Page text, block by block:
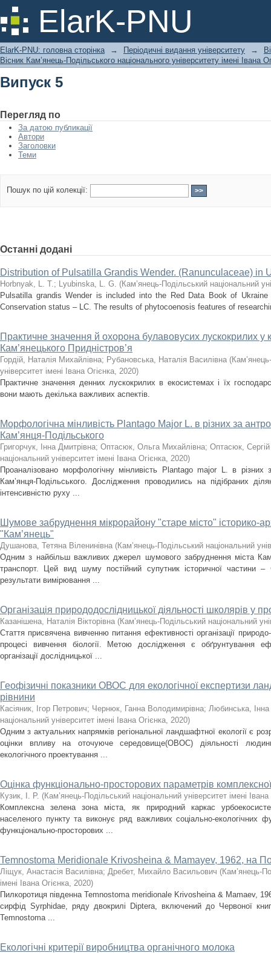
ElarK-PNU
Випуск 5
ElarK-PNU: головна сторінка → Періодичні видання університету →
Вісник Кам’янець-Подільського національного університету імені Івана
Випуск 5
Перегляд по
За датою публикації
Автори
Заголовки
Теми
Пошук по цій колекції:
Останні додані
Distribution of Pulsatilla Grandis Wender. (Ranunculaceae) in
Horbnyak, L. T.; Lyubinska, L. G. (Кам’янець-Подільський національний
Pulsatilla grandis Wender is included into the Red Data Book of
Conservation status – LC. The results of phytocoenosis features of
Практичне значення й охорона булавовусих лускокрилих у
Кам’янецького Придністров’я
Гордій, Наталія Михайлівна; Рубановська, Наталія Василівна (
університет імені Івана Огієнка, 2020)
Практичне значення денних лускокрилих в екосистемах і їх
вони мають декілька важливих аспектів.
Морфологічна мінливість Plantago Major L. в різних за
Кам’янця-Подільського
Григорчук, Інна Дмитрівна; Оптасюк, Ольга Михайлівна; Оптасюк,
національний університет імені Івана Огієнка, 2020)
Проаналізовано морфологічну мінливість Plantago major L. в
Кам’янця-Подільського. Дослідження проводились на підібраних
інтенсивністю руху ...
Шумове забруднення мікрорайону "старе місто" історико-
"Кам’янець"
Душанова, Тетяна Віленинівна (Кам’янець-Подільський національний
Одним з найбільш важливих джерел шумового забруднення міста
транспорт. Цей вид шуму постійний супутник історичної частини –
результати вимірювання ...
Організація природодослідницької діяльності школярів у
Казанішена, Наталія Вікторівна (Кам’янець-Подільський національний
Стаття присвячена вивченню питання ефективності організації
процесі вивчення біології. Метою дослідження є обґрунтування
організації дослідницької ...
Геофізичні показники ОВОС для екологічної експертизи
рівнини
Касіяник, Ігор Петрович; Чернюк, Ганна Володимирівна; Любинська, Інна
національний університет імені Івана Огієнка, 2020)
Одним з актуальних напрямків регіональної ландшафтної екології є
оцінки впливу на оточуюче середовище(ОВОС) діяльності
екологічного проектування ...
Оцінка функціонально-просторових параметрів
Кузик, І. Р. (Кам’янець-Подільський національний університет імені Івана
Комплексна зелена зона міста, як природний каркас
населеного пункту та виконує ряд важливих соціально-екологічних
функціонально-просторових ...
Temnostoma Meridionale Krivosheina & Mamayev, 1962, на
Ліщук, Анастасія Василівна; Дребет, Михайло Васильович (Кам’янець-
імені Івана Огієнка, 2020)
Пилкоротиця південна Temnostoma meridionale Krivosheina & Mamaev,
сирфід Syrphidae, ряду двокрилі Diptera, включений до Червоної
Temnostoma ...
Екологічні критерії виробництва органічного молока